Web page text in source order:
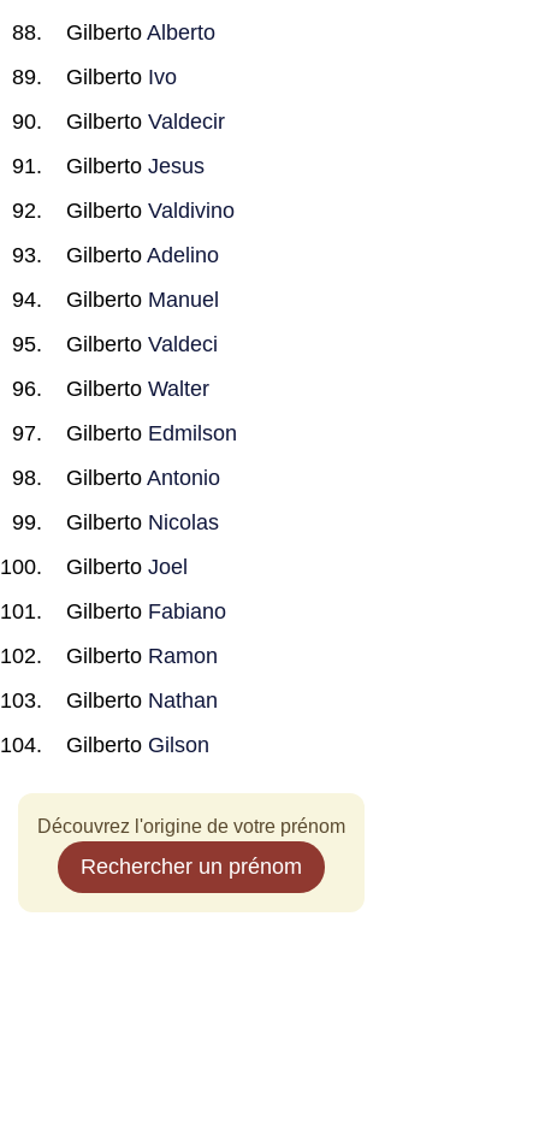
Gilberto Alberto
Gilberto Ivo
Gilberto Valdecir
Gilberto Jesus
Gilberto Valdivino
Gilberto Adelino
Gilberto Manuel
Gilberto Valdeci
Gilberto Walter
Gilberto Edmilson
Gilberto Antonio
Gilberto Nicolas
Gilberto Joel
Gilberto Fabiano
Gilberto Ramon
Gilberto Nathan
Gilberto Gilson
Découvrez l'origine de votre prénom
Rechercher un prénom